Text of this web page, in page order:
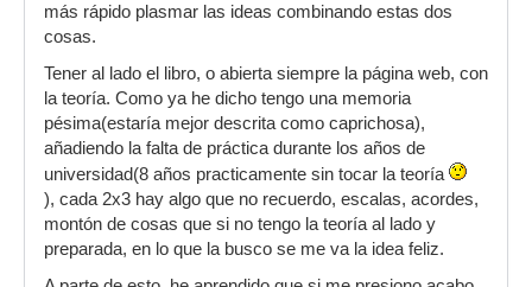
más rápido plasmar las ideas combinando estas dos
cosas.
Tener al lado el libro, o abierta siempre la página web, con
la teoría. Como ya he dicho tengo una memoria
pésima(estaría mejor descrita como caprichosa),
añadiendo la falta de práctica durante los años de
universidad(8 años practicamente sin tocar la teoría
), cada 2x3 hay algo que no recuerdo, escalas, acordes,
montón de cosas que si no tengo la teoría al lado y
preparada, en lo que la busco se me va la idea feliz.